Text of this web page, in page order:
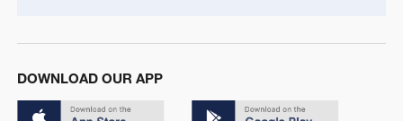
DOWNLOAD OUR APP